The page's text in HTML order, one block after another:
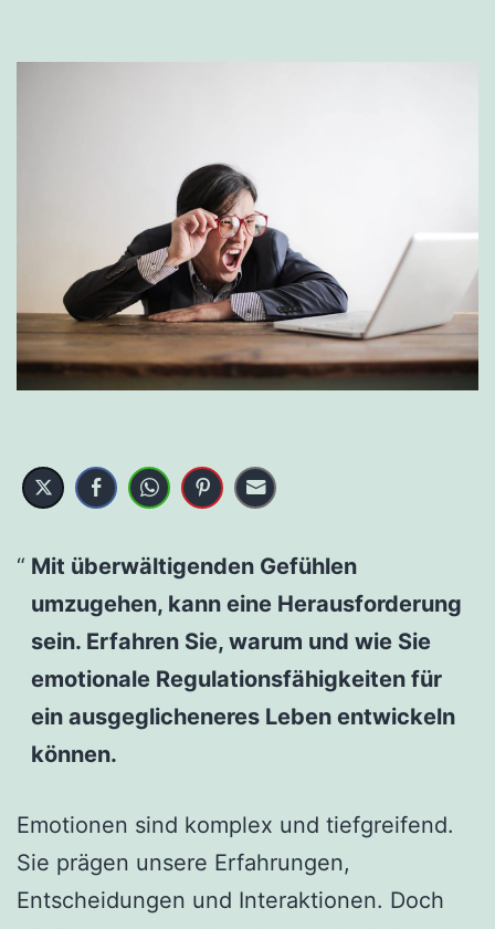
Mit überwältigenden Gefühlen
umzugehen, kann eine Herausforderung
sein. Erfahren Sie, warum und wie Sie
emotionale Regulationsfähigkeiten für
ein ausgeglicheneres Leben entwickeln
können.
Emotionen sind komplex und tiefgreifend.
Sie prägen unsere Erfahrungen,
Entscheidungen und Interaktionen. Doch